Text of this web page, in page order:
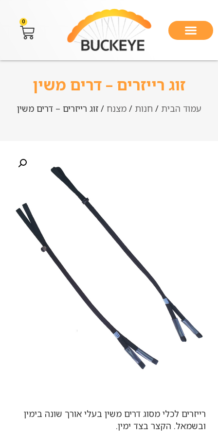
0
זוג רייזרים – דרים משין
עמוד הבית / חנות /מצנח / זוג רייזרים – דרים משין
רייזרים לכלי מסוג דרים משין בעלי אורך שונה בימין
ובשמאל. הקצר בצד ימין.